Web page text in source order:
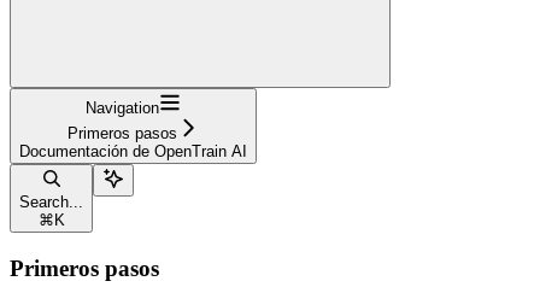
Navigation
Primeros pasos
Documentación de OpenTrain AI
Search...
⌘ K
Primeros pasos